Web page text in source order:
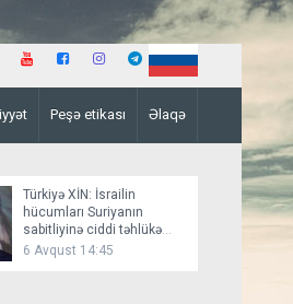
Peşə etikası Əlaqə
Türkiyə XİN: İsrailin
hücumları Suriyanın
sabitliyinə ciddi təhlükə
yaradır
6 Avqust 14:45